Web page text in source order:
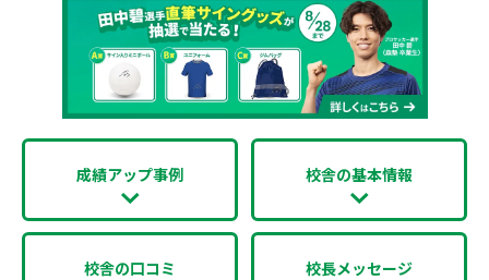
成績アップ事例 校舎の基本情報
校舎の口コミ 校長メッセージ